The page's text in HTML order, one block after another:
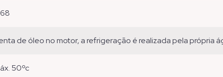
de óleo no motor, a refrigeração é realizada pela própria
máx. 50ºc